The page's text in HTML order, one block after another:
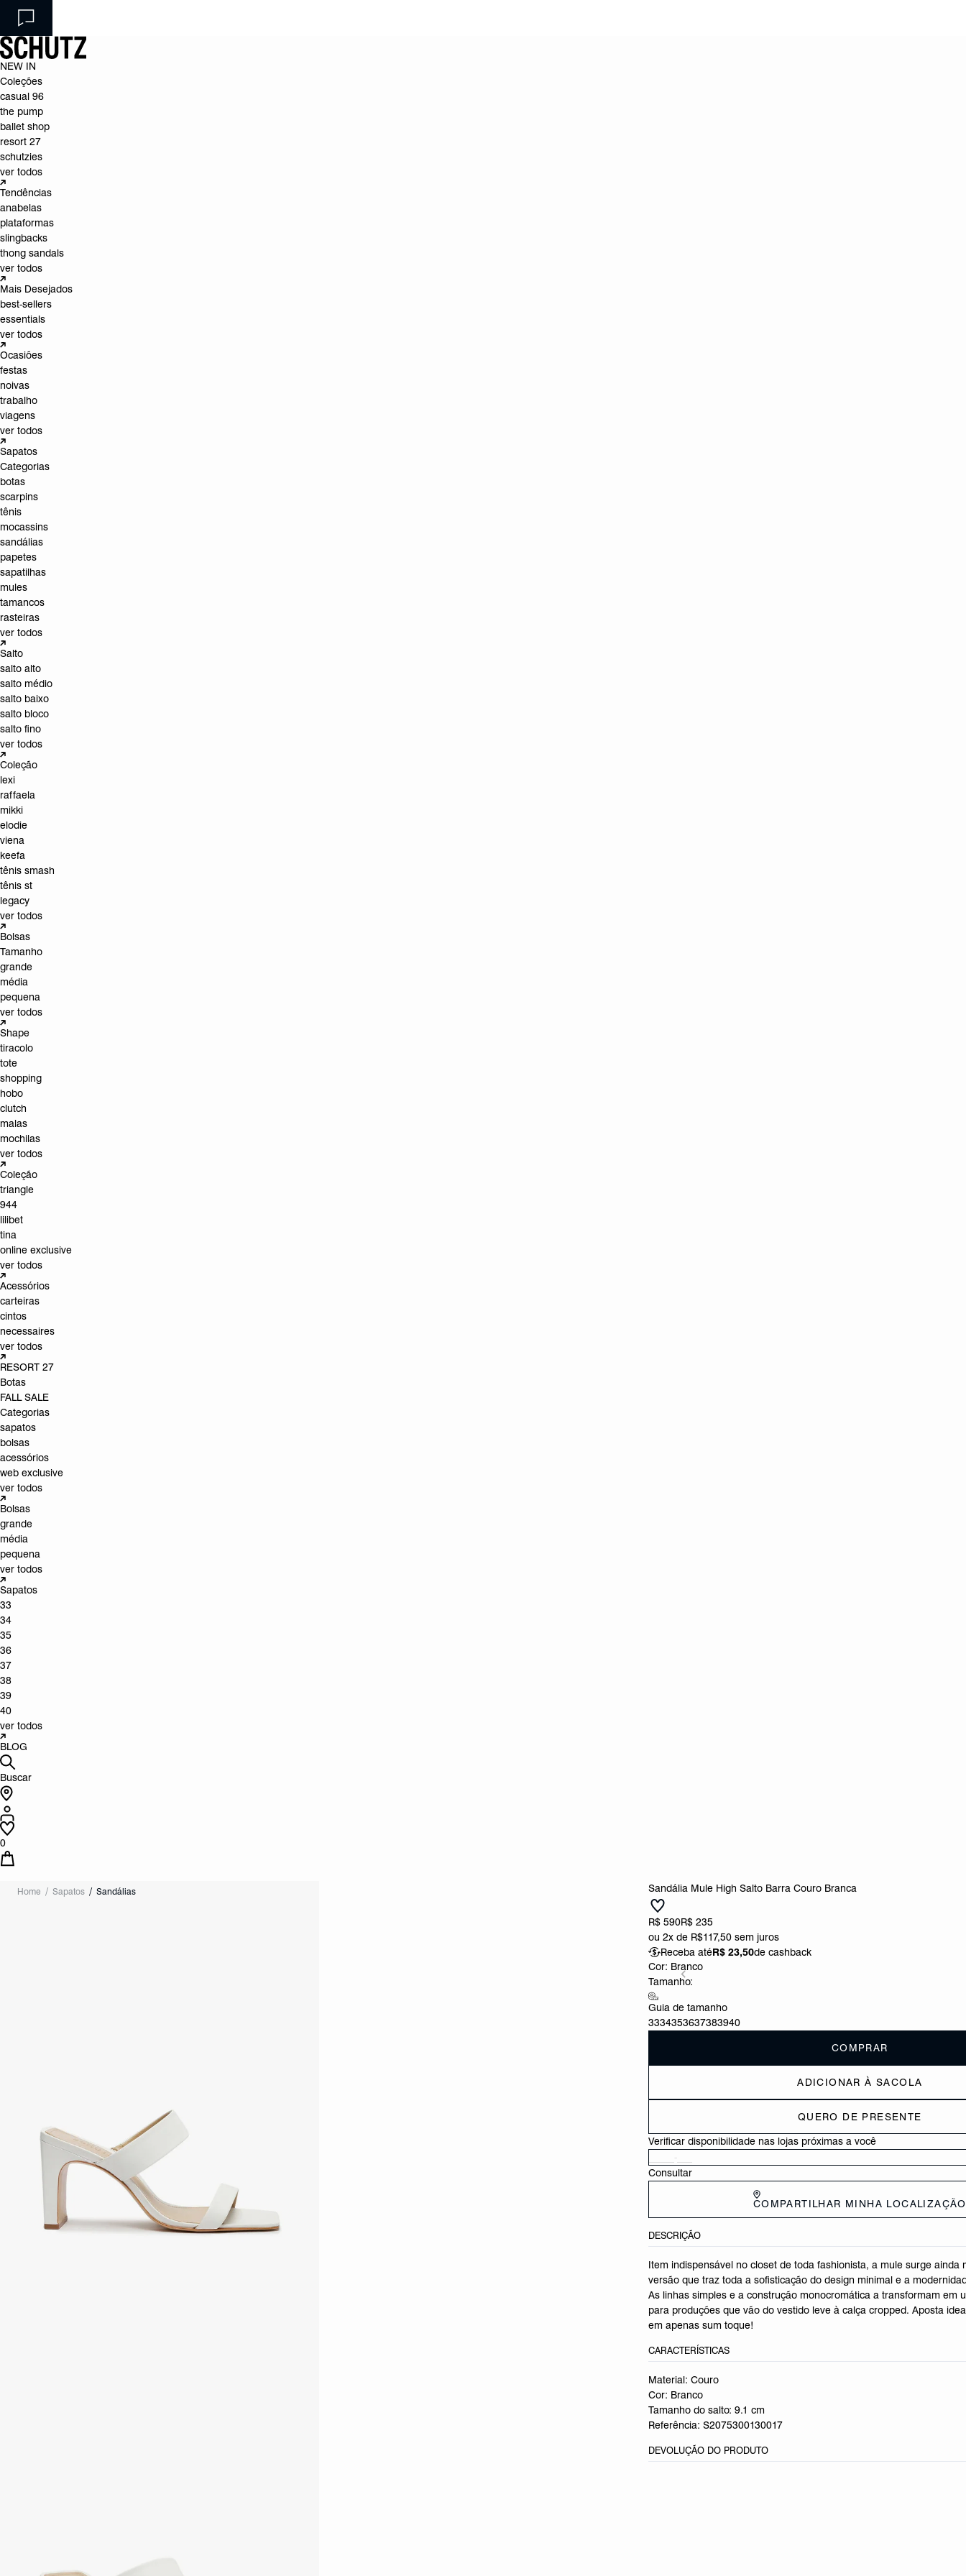
NEW IN
Coleções
casual 96
the pump
ballet shop
resort 27
schutzies
ver todos
Tendências
anabelas
plataformas
slingbacks
thong sandals
ver todos
Mais Desejados
best-sellers
essentials
ver todos
Ocasiões
festas
noivas
trabalho
viagens
ver todos
Sapatos
Categorias
botas
scarpins
tênis
mocassins
sandálias
papetes
sapatilhas
mules
tamancos
rasteiras
ver todos
Salto
salto alto
salto médio
salto baixo
salto bloco
salto fino
ver todos
Coleção
lexi
raffaela
mikki
elodie
viena
keefa
tênis smash
tênis st
legacy
ver todos
Bolsas
Tamanho
grande
média
pequena
ver todos
Shape
tiracolo
tote
shopping
hobo
clutch
malas
mochilas
ver todos
Coleção
triangle
944
lilibet
tina
online exclusive
ver todos
Acessórios
carteiras
cintos
necessaires
ver todos
RESORT 27
Botas
FALL SALE
Categorias
sapatos
bolsas
acessórios
web exclusive
ver todos
Bolsas
grande
média
pequena
ver todos
Sapatos
33
34
35
36
37
38
39
40
ver todos
BLOG
Buscar
0
Home Sapatos Sandálias Sandália Mule High Salto Barra Couro Branca
R$ 590R$ 235
ou2x de R$117,50 sem juros
Receba atéR$ 23,50de cashback
Cor: Branco
Tamanho:
Guia de tamanho
3334353637383940
COMPRAR
ADICIONAR À SACOLA
QUERO DE PRESENTE
Verificar disponibilidade nas lojas próximas a você
Consultar
COMPARTILHAR MINHA LOCALIZAÇÃO
DESCRIÇÃO
Item indispensável no closet de toda fashionista, a mule surge ainda
versão que traz toda a sofisticação do design minimal e a
As linhas simples e a construção monocromática a transformam em
para produções que vão do vestido leve à calça cropped. Aposta
em apenas sum toque!
CARACTERÍSTICAS
Material: Couro
Cor: Branco
Tamanho do salto: 9.1 cm
Referência:S2075300130017
DEVOLUÇÃO DO PRODUTO